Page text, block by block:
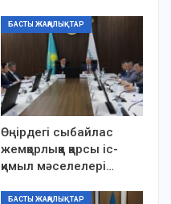
БАСТЫ ЖАҢАЛЫҚТАР
Өңірдегі сыбайлас
жемқорлыққа қарсы іс-
қимыл мәселелері…
БАСТЫ ЖАҢАЛЫҚТАР